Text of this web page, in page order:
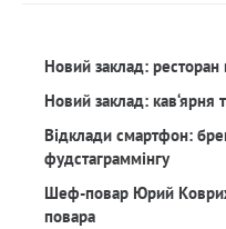
Новий заклад: ресторан
Новий заклад: кав‘ярня
Відклади смартфон:
фудстаграммінгу
Шеф-повар Юрий
повара